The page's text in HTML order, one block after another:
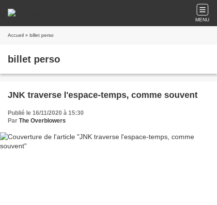
MENU
Accueil » billet perso
billet perso
JNK traverse l'espace-temps, comme souvent
Publié le 16/11/2020 à 15:30
Par The Overblowers